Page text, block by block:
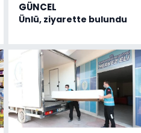
GÜNCEL
Ünlü, ziyarette bulundu